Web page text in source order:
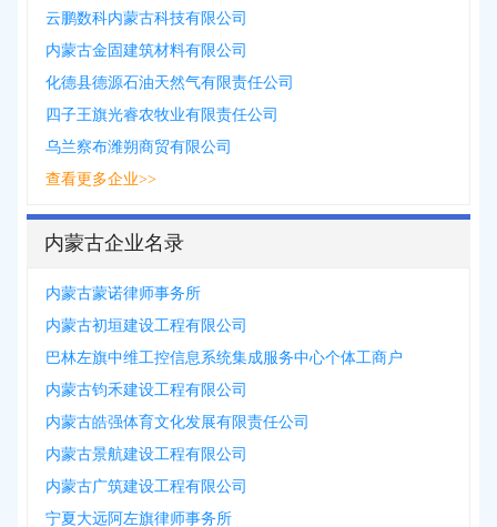
云鹏数科内蒙古科技有限公司
内蒙古金固建筑材料有限公司
化德县德源石油天然气有限责任公司
四子王旗光睿农牧业有限责任公司
乌兰察布潍朔商贸有限公司
查看更多企业>>
内蒙古企业名录
内蒙古蒙诺律师事务所
内蒙古初垣建设工程有限公司
巴林左旗中维工控信息系统集成服务中心个体工商户
内蒙古钧禾建设工程有限公司
内蒙古皓强体育文化发展有限责任公司
内蒙古景航建设工程有限公司
内蒙古广筑建设工程有限公司
宁夏大远阿左旗律师事务所